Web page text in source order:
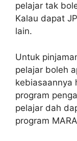
pelajar tak
Kalau dapat
lain.
Untuk
pelajar boleh
kebiasaannya
program
pelajar dah
program